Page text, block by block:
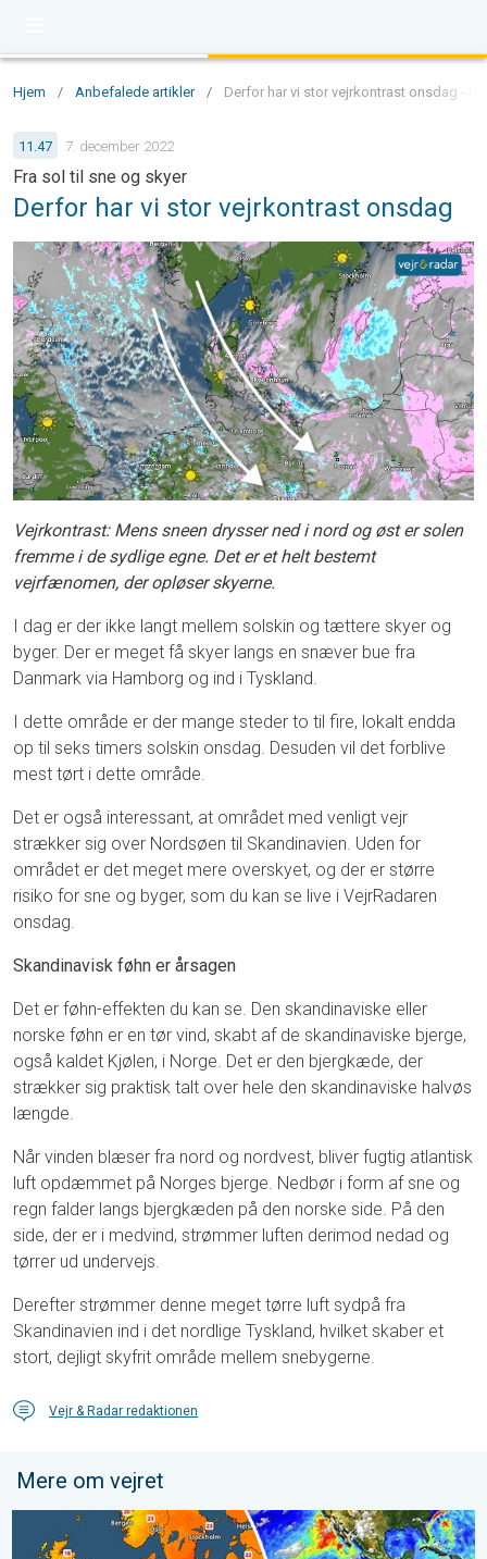
Hjem / Anbefalede artikler / Derfor har vi stor vejrkontrast onsdag -
11.47 7. december 2022
Fra sol til sne og skyer
Derfor har vi stor vejrkontrast onsdag
Vejrkontrast: Mens sneen drysser ned i nord og øst er solen
fremme i de sydlige egne. Det er et helt bestemt
vejrfænomen, der opløser skyerne.
I dag er der ikke langt mellem solskin og tættere skyer og
byger. Der er meget få skyer langs en snæver bue fra
Danmark via Hamborg og ind i Tyskland.
I dette område er der mange steder to til fire, lokalt endda
op til seks timers solskin onsdag. Desuden vil det forblive
mest tørt i dette område.
Det er også interessant, at området med venligt vejr
strækker sig over Nordsøen til Skandinavien. Uden for
området er det meget mere overskyet, og der er større
risiko for sne og byger, som du kan se live i VejrRadaren
onsdag.
Skandinavisk føhn er årsagen
Det er føhn-effekten du kan se. Den skandinaviske eller
norske føhn er en tør vind, skabt af de skandinaviske bjerge,
også kaldet Kjølen, i Norge. Det er den bjergkæde, der
strækker sig praktisk talt over hele den skandinaviske halvøs
længde.
Når vinden blæser fra nord og nordvest, bliver fugtig atlantisk
luft opdæmmet på Norges bjerge. Nedbør i form af sne og
regn falder langs bjergkæden på den norske side. På den
side, der er i medvind, strømmer luften derimod nedad og
tørrer ud undervejs.
Derefter strømmer denne meget tørre luft sydpå fra
Skandinavien ind i det nordlige Tyskland, hvilket skaber et
stort, dejligt skyfrit område mellem snebygerne.
Vejr & Radar redaktionen
Mere om vejret
Der er varme på vej i Europa. Er det El Niños skyld?. . . tirsdag